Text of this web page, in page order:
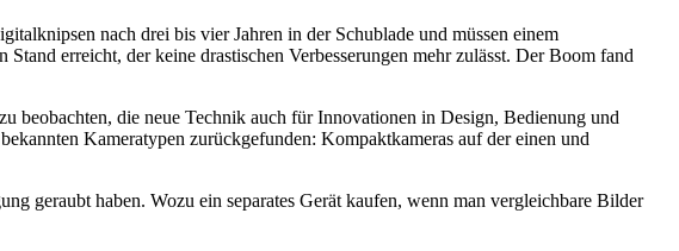
nach drei bis vier Jahren in der Schublade und müssen einem
erreicht, der keine drastischen Verbesserungen mehr zulässt. Der Boom fand
beobachten, die neue Technik auch für Innovationen in Design, Bedienung und
Kameratypen zurückgefunden: Kompaktkameras auf der einen und
geraubt haben. Wozu ein separates Gerät kaufen, wenn man vergleichbare Bilder